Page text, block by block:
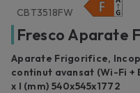
CBT3518FW
Fresco Aparate
Aparate Frigorifice,
continut avansat (Wi-Fi +
x I (mm) 540x545x1772